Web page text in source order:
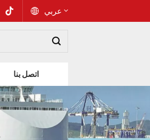
عربي
Русский
Español
Português
اتصل بنا